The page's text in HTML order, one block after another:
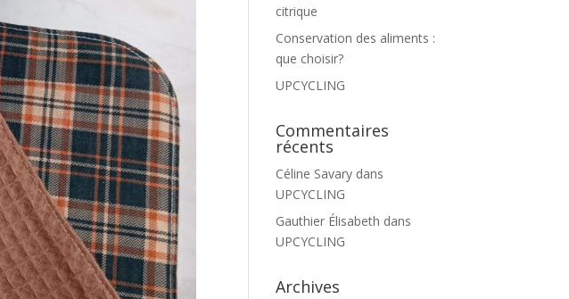
citrique
Conservation des aliments :
que choisir?
UPCYCLING
Commentaires
récents
Céline Savary dans
UPCYCLING
Gauthier Élisabeth dans
UPCYCLING
Archives